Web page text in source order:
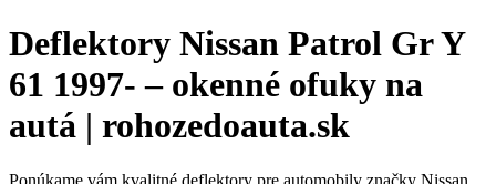
Deflektory Nissan Patrol Gr Y
61 1997- – okenné ofuky na
autá | rohozedoauta.sk
Ponúkame vám kvalitné deflektory pre automobily značky Nissan